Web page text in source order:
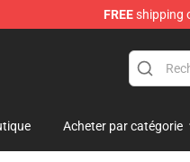
FREEshipping
Acheter par catégorie